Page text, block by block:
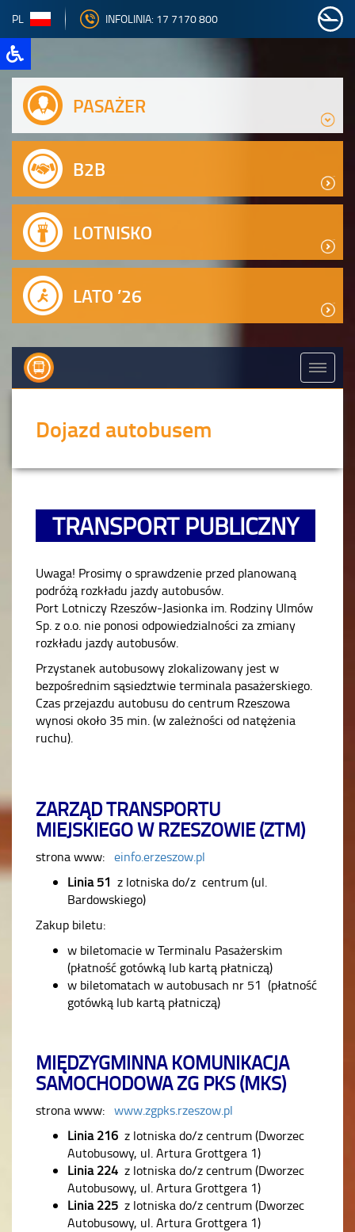
PL INFOLINIA: 17 7170 800
PASAŻER
B2B
LOTNISKO
LATO ’26
Dojazd autobusem
TRANSPORT PUBLICZNY
Uwaga! Prosimy o sprawdzenie przed planowaną
podróżą rozkładu jazdy autobusów.
Port Lotniczy Rzeszów-Jasionka im. Rodziny Ulmów
Sp. z o.o. nie ponosi odpowiedzialności za zmiany
rozkładu jazdy autobusów.
Przystanek autobusowy zlokalizowany jest w
bezpośrednim sąsiedztwie terminala pasażerskiego.
Czas przejazdu autobusu do centrum Rzeszowa
wynosi około 35 min. (w zależności od natężenia
ruchu).
ZARZĄD TRANSPORTU
MIEJSKIEGO W RZESZOWIE (ZTM)
strona www: einfo.erzeszow.pl
Linia 51 z lotniska do/z centrum (ul.
Bardowskiego)
Zakup biletu:
w biletomacie w Terminalu Pasażerskim
(płatność gotówką lub kartą płatniczą)
w biletomatach w autobusach nr 51 (płatność
gotówką lub kartą płatniczą)
MIĘDZYGMINNA KOMUNIKACJA
SAMOCHODOWA ZG PKS (MKS)
strona www: www.zgpks.rzeszow.pl
Linia 216 z lotniska do/z centrum (Dworzec
Autobusowy, ul. Artura Grottgera 1)
Linia 224 z lotniska do/z centrum (Dworzec
Autobusowy, ul. Artura Grottgera 1)
Linia 225 z lotniska do/z centrum (Dworzec
Autobusowy, ul. Artura Grottgera 1)